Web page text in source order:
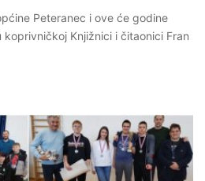
Peteranec i ove će godine
Knjižnici i čitaonici Fran